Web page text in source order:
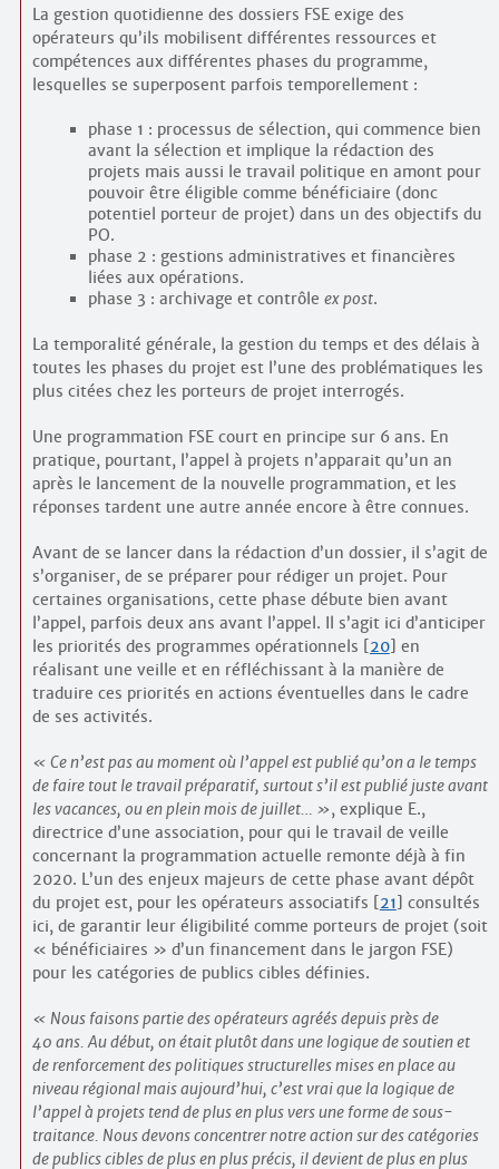
La gestion quotidienne des dossiers FSE exige des
opérateurs qu’ils mobilisent différentes ressources et
compétences aux différentes phases du programme,
lesquelles se superposent parfois temporellement :
phase 1 : processus de sélection, qui commence bien
avant la sélection et implique la rédaction des
projets mais aussi le travail politique en amont pour
pouvoir être éligible comme bénéficiaire (donc
potentiel porteur de projet) dans un des objectifs du
PO.
phase 2 : gestions administratives et financières
liées aux opérations.
phase 3 : archivage et contrôle ex post.
La temporalité générale, la gestion du temps et des délais à
toutes les phases du projet est l’une des problématiques les
plus citées chez les porteurs de projet interrogés.
Une programmation FSE court en principe sur 6 ans. En
pratique, pourtant, l’appel à projets n’apparait qu’un an
après le lancement de la nouvelle programmation, et les
réponses tardent une autre année encore à être connues.
Avant de se lancer dans la rédaction d’un dossier, il s’agit de
s’organiser, de se préparer pour rédiger un projet. Pour
certaines organisations, cette phase débute bien avant
l’appel, parfois deux ans avant l’appel. Il s’agit ici d’anticiper
les priorités des programmes opérationnels [20] en
réalisant une veille et en réfléchissant à la manière de
traduire ces priorités en actions éventuelles dans le cadre
de ses activités.
Ce n’est pas au moment où l’appel est publié qu’on a le temps
de faire tout le travail préparatif, surtout s’il est publié juste avant
les vacances, ou en plein mois de juillet…
, explique E.,
directrice d’une association, pour qui le travail de veille
concernant la programmation actuelle remonte déjà à fin
2020. L’un des enjeux majeurs de cette phase avant dépôt
du projet est, pour les opérateurs associatifs [21] consultés
ici, de garantir leur éligibilité comme porteurs de projet (soit
« bénéficiaires » d’un financement dans le jargon FSE)
pour les catégories de publics cibles définies.
Nous faisons partie des opérateurs agréés depuis près de
40 ans. Au début, on était plutôt dans une logique de soutien et
de renforcement des politiques structurelles mises en place au
niveau régional mais aujourd’hui, c’est vrai que la logique de
l’appel à projets tend de plus en plus vers une forme de sous-
traitance. Nous devons concentrer notre action sur des catégories
de publics cibles de plus en plus précis, il devient de plus en plus